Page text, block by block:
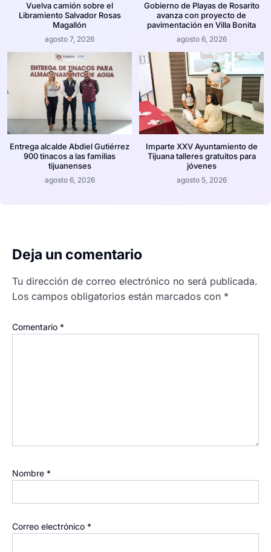
Vuelva camión sobre el
Libramiento Salvador Rosas
Magallón
agosto 7, 2026
Gobierno de Playas de Rosarito
avanza con proyecto de
pavimentación en Villa Bonita
agosto 6, 2026
Entrega alcalde Abdiel Gutiérrez
900 tinacos a las familias
tijuanenses
agosto 6, 2026
Imparte XXV Ayuntamiento de
Tijuana talleres gratuitos para
jóvenes
agosto 5, 2026
Deja un comentario
Tu dirección de correo electrónico no será publicada.
Los campos obligatorios están marcados con *
Comentario *
Nombre *
Correo electrónico *